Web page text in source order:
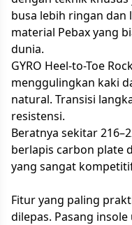
busa lebih ringan dan
material Pebax yang
dunia.
GYRO Heel-to-Toe
menggulingkan kaki
natural. Transisi
resistensi.
Beratnya sekitar
berlapis carbon plate
yang sangat
Fitur yang paling
dilepas. Pasang